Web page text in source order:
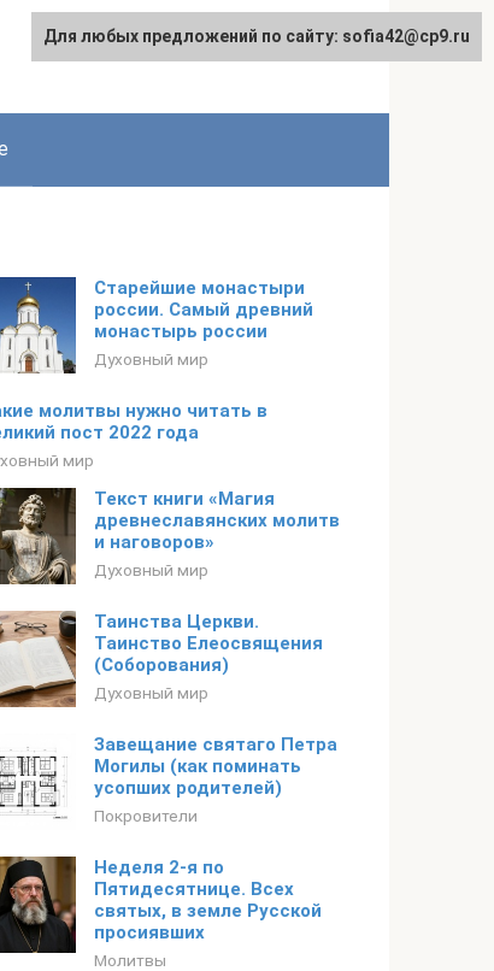
Старейшие монастыри
россии. Самый древний
монастырь россии
Духовный мир
молитвы нужно читать в
пост 2022 года
мир
Текст книги «Магия
древнеславянских молитв
и наговоров»
Духовный мир
Таинства Церкви.
Таинство Елеосвящения
(Соборования)
Духовный мир
Завещание святаго Петра
Могилы (как поминать
усопших родителей)
Покровители
Неделя 2-я по
Пятидесятнице. Всех
святых, в земле Русской
просиявших
Молитвы
Для любых предложений по сайту: sofia42@cp9.ru